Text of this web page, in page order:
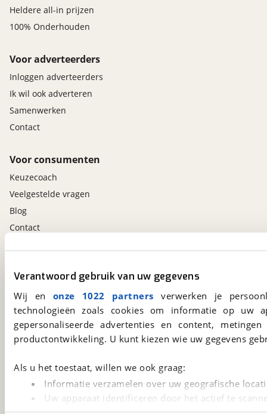
Verantwoord gebruik van uw gegevens
Wij en onze 1022 partners verwerken je
technologieën zoals cookies om informatie op
gepersonaliseerde advertenties en content,
productontwikkeling. U kunt kiezen wie uw gegevens
Als u het toestaat, willen we ook graag:
Informatie verzamelen over uw geografische
Uw apparaat identificeren door het actief te
Heldere all-in prijzen
100% Onderhouden
Voor adverteerders
Inloggen adverteerders
Ik wil ook adverteren
Samenwerken
Contact
Voor consumenten
Keuzecoach
Veelgestelde vragen
Blog
Contact
viaBOVAG.nl
3981 AJBunnik
Een initiatief van
BOVAG
Altijd het meest recente aanbod bij de hand.
Download 'm nu.